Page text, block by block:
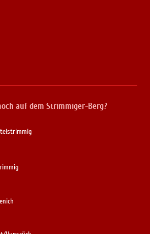
auf dem Strimmiger-Berg?